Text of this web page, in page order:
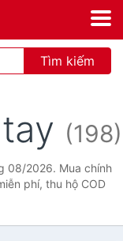
Tìm kiếm
(198)
08/2026. Mua chính
phí, thu hộ COD